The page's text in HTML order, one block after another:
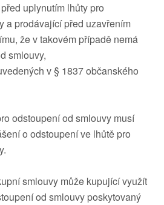
uplynutím lhůty pro
a prodávající před uzavřením
že v takovém případě nemá
smlouvy,
v § 1837 občanského
odstoupení od smlouvy musí
o odstoupení ve lhůtě pro
smlouvy může kupující využít
od smlouvy poskytovaný